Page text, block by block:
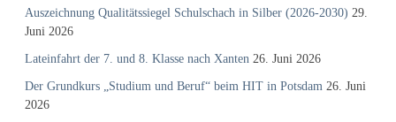
Auszeichnung Qualitätssiegel Schulschach in Silber (2026-2030) 29.
Juni 2026
Lateinfahrt der 7. und 8. Klasse nach Xanten 26. Juni 2026
Der Grundkurs „Studium und Beruf“ beim HIT in Potsdam 26. Juni
2026